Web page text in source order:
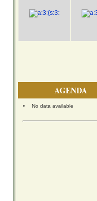
AGENDA
No data available